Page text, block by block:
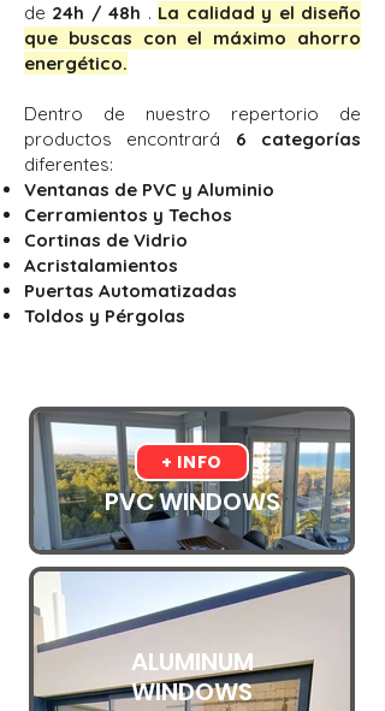
de 24h / 48h . La calidad y el diseño
que buscas con el máximo ahorro
energético.
Dentro de nuestro repertorio de
productos encontrará 6
categorías
diferentes:
Ventanas de PVC y Aluminio
Cerramientos y Techos
Cortinas de Vidrio
Acristalamientos
Puertas Automatizadas
Toldos y Pérgolas
PVC WINDOWS
ALUMINUM
WINDOWS
+ INFO